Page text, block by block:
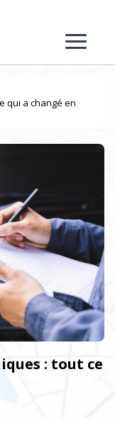
qui a changé en
: tout ce